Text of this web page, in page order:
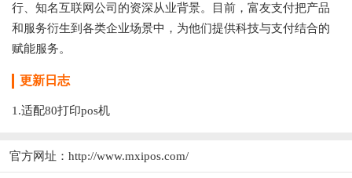
行、知名互联网公司的资深从业背景。目前，富友支付把产品
和服务衍生到各类企业场景中，为他们提供科技与支付结合的
赋能服务。
更新日志
1.适配80打印pos机
官方网址： http://www.mxipos.com/